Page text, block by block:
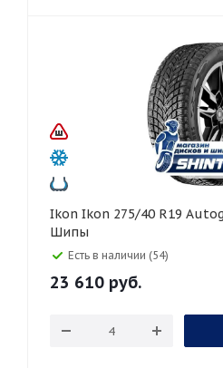
Ikon Ikon 275/40 R19 Autograph Ice 10 105T
Шипы
Есть в наличии (54)
23 610 руб.